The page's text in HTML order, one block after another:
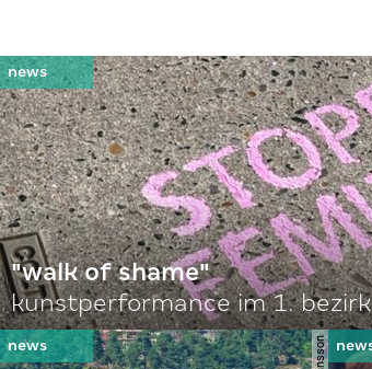
"walk of shame"
kunstperformance im 1. bezirk